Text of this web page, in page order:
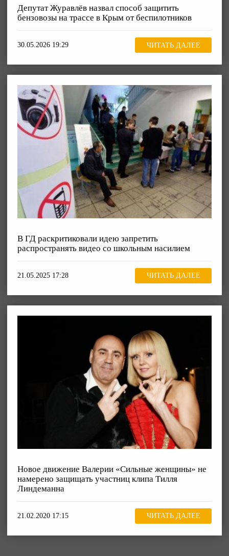
Депутат Журавлёв назвал способ защитить
бензовозы на трассе в Крым от беспилотников
30.05.2026 19:29 ЧИТАТЬ ДАЛЕЕ
В ГД раскритиковали идею запретить
распространять видео со школьным насилием
21.05.2025 17:28 ЧИТАТЬ ДАЛЕЕ
Новое движение Валерии «Сильные женщины» не
намерено защищать участниц клипа Тилля
Линдеманна
21.02.2020 17:15 ЧИТАТЬ ДАЛЕЕ